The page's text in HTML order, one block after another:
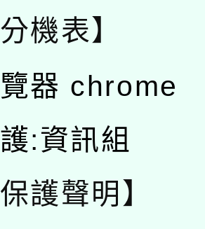
機表】
器 chrome
:資訊組
護聲明】